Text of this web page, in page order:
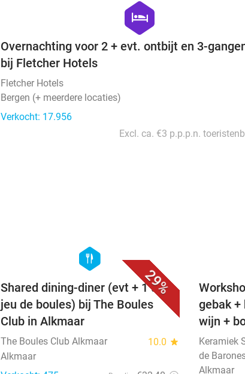
hexagon
hotel
Overnachting voor 2 + evt. ontbijt en 3-
bij Fletcher Hotels
Fletcher Hotels
Bergen (+ meerdere locaties)
Verkocht: 17.956
Excl. ca. €3 p.p.p.n.
29%
hexagon
food
Shared dining-diner (evt + 1 uur
jeu de boules) bij The Boules
Club in Alkmaar
The Boules Club Alkmaar 10.0 star
Alkmaar
gebak
wijn +
Keramiek
de
Alkmaar